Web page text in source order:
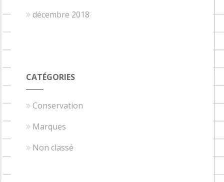
décembre 2018
CATÉGORIES
Conservation
Marques
Non classé